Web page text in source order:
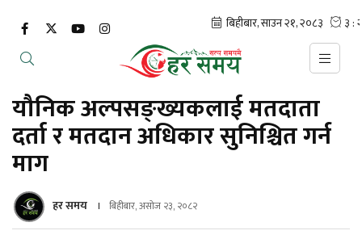
यौनिक अल्पसङ्ख्यकलाई मतदाता
दर्ता र मतदान अधिकार सुनिश्चित गर्न
माग
हर समय बिहीबार, असोज २३, २०८२